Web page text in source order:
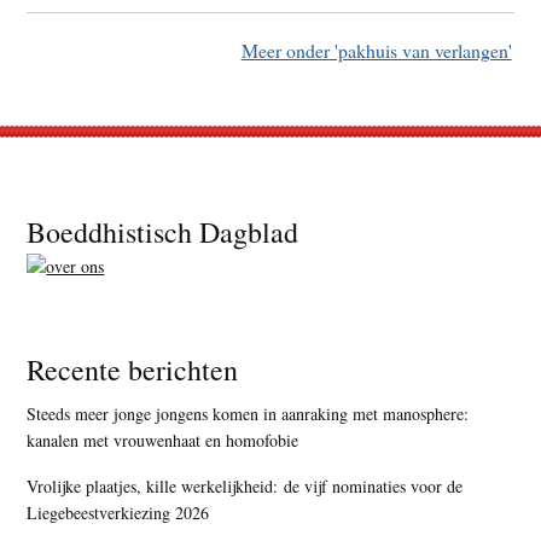
Meer onder 'pakhuis van verlangen'
Footer
Boeddhistisch Dagblad
Recente berichten
Steeds meer jonge jongens komen in aanraking met manosphere:
kanalen met vrouwenhaat en homofobie
Vrolijke plaatjes, kille werkelijkheid: de vijf nominaties voor de
Liegebeestverkiezing 2026